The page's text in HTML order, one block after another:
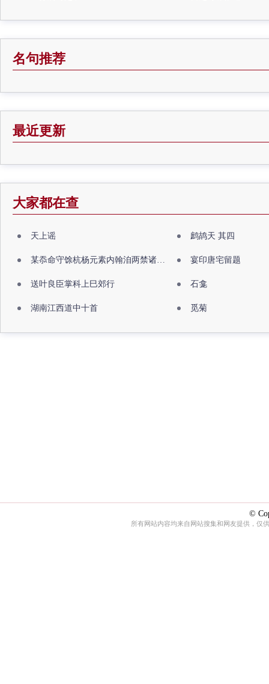
名句推荐
最近更新
大家都在查
天上谣 鹧鸪天 其四
某忝命守馀杭杨元素内翰洎两禁诸公出祖佛寺 宴印唐宅留题
送叶良臣掌科上巳郊行 石龛
湖南江西道中十首 觅菊
©
所有网站内容均来自网站搜集和网友提供，仅